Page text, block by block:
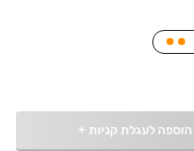
הוספה לעגלת קניות +